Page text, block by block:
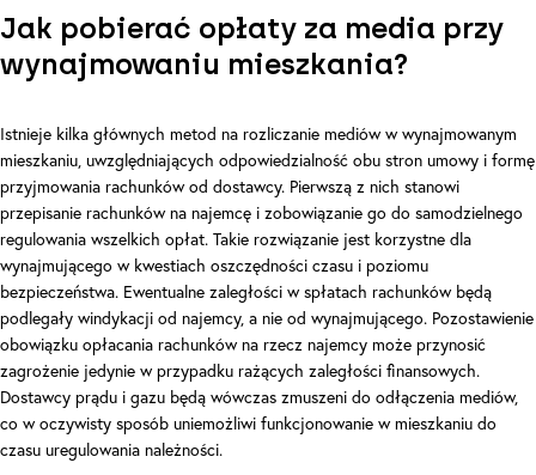
Jak pobierać opłaty za media przy
wynajmowaniu mieszkania?
Istnieje kilka głównych metod na rozliczanie mediów w wynajmowanym
mieszkaniu, uwzględniających odpowiedzialność obu stron umowy i formę
przyjmowania rachunków od dostawcy. Pierwszą z nich stanowi
przepisanie rachunków na najemcę i zobowiązanie go do samodzielnego
regulowania wszelkich opłat. Takie rozwiązanie jest korzystne dla
wynajmującego w kwestiach oszczędności czasu i poziomu
bezpieczeństwa. Ewentualne zaległości w spłatach rachunków będą
podlegały windykacji od najemcy, a nie od wynajmującego. Pozostawienie
obowiązku opłacania rachunków na rzecz najemcy może przynosić
zagrożenie jedynie w przypadku rażących zaległości finansowych.
Dostawcy prądu i gazu będą wówczas zmuszeni do odłączenia mediów,
co w oczywisty sposób uniemożliwi funkcjonowanie w mieszkaniu do
czasu uregulowania należności.